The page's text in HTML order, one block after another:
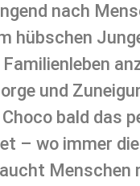
nach
hübschen
Familienleben
und
bald das
– wo immer
Menschen